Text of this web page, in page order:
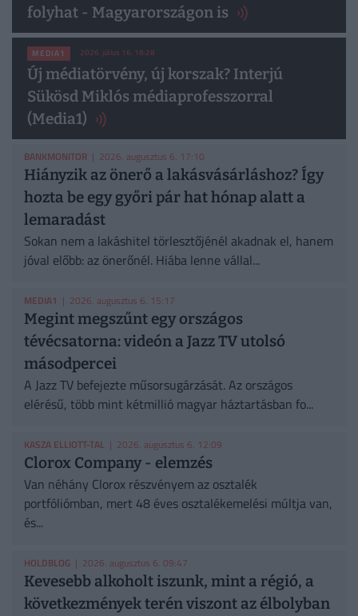
folyhat - Magyarországon is
MEDIA1 2026. július 16. 18:28
Új médiatörvény, új korszak? Interjú
Sükösd Miklós médiaprofesszorral
(Media1)
BANKMONITOR | 2026. augusztus 6. 17:10
Hiányzik az önerő a lakásvásárláshoz? Így
hozta be egy győri pár hat hónap alatt a
lemaradást
Sokan nem a lakáshitel törlesztőjénél akadnak el, hanem
jóval előbb: az önerőnél. Hiába lenne vállal...
MEDIA1 | 2026. augusztus 6. 15:17
Megint megszűnt egy országos
tévécsatorna: videón a Jazz TV utolsó
másodpercei
A Jazz TV befejezte műsorsugárzását. Az országos
elérésű, több mint kétmillió magyar háztartásban fo...
KASZA ELLIOTT-TAL | 2026. augusztus 6. 12:09
Clorox Company - elemzés
Van néhány Clorox részvényem az osztalék
portfóliómban, mert 48 éves osztalékemelési múltja van,
és...
HOLDBLOG | 2026. augusztus 6. 09:47
Kevesebb alkoholt iszunk, mint a régió, a
következmények terén viszont az élbolyban